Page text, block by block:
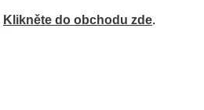
Klikněte do obchodu zde.